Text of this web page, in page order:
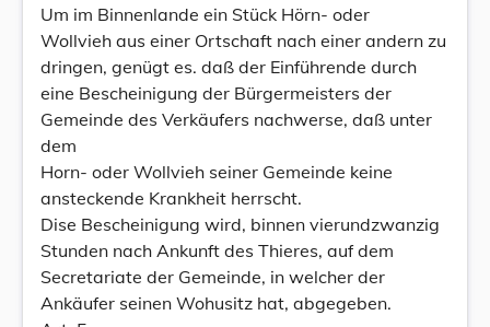
Um im Binnenlande ein Stück Hörn- oder
Wollvieh aus einer Ortschaft nach einer andern zu
dringen, genügt es. daß der Einführende durch
eine Bescheinigung der Bürgermeisters der
Gemeinde des Verkäufers nachwerse, daß unter
dem
Horn- oder Wollvieh seiner Gemeinde keine
ansteckende Krankheit herrscht.
Dise Bescheinigung wird, binnen vierundzwanzig
Stunden nach Ankunft des Thieres, auf dem
Secretariate der Gemeinde, in welcher der
Ankäufer seinen Wohusitz hat, abgegeben.